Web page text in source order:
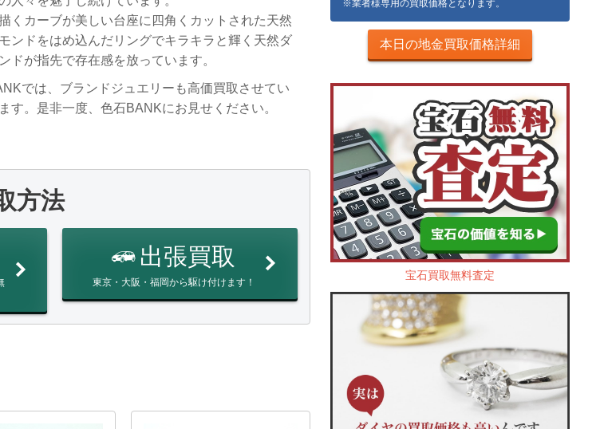
くカーブが美しい台座に四角くカットされた天然
ンドをはめ込んだリングでキラキラと輝く天然ダ
ドが指先で存在感を放っています。
では、ブランドジュエリーも高価買取させてい
す。是非一度、色石BANKにお見せください。
方法
出張買取
東京・大阪・福岡から駆け付けます！
※業者様専用の買取価格となります。
本日の地金買取価格詳細
宝石買取無料査定